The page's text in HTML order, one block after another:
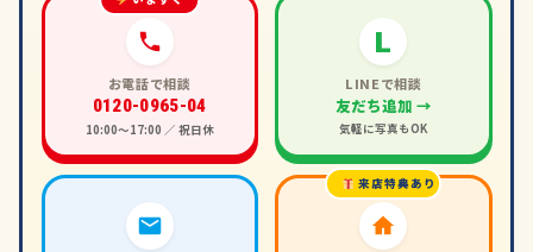
お電話で相談
0120-0965-04
10:00〜17:00 ／ 祝日休
L
LINEで相談
友だち追加 →
気軽に写真もOK
来店特典あり